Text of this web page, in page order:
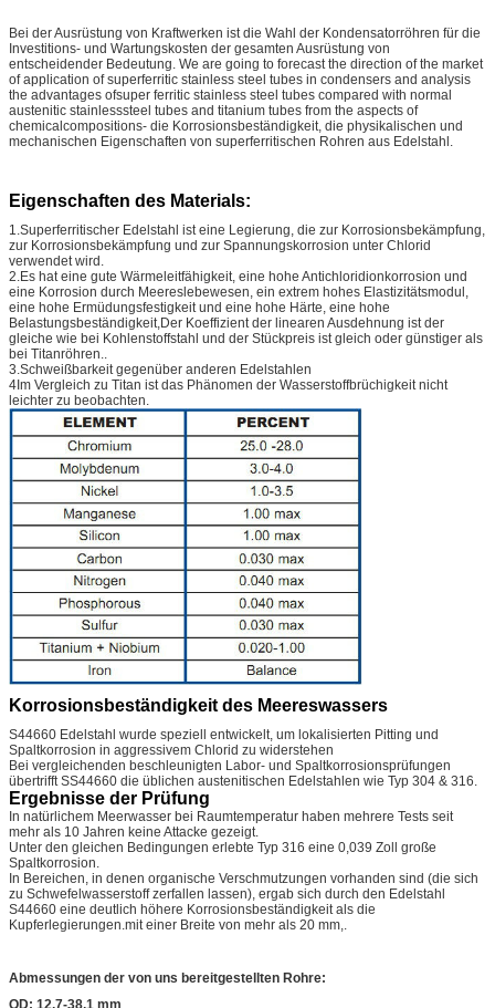
Bei der Ausrüstung von Kraftwerken ist die Wahl der Kondensatorröhren für die
Investitions- und Wartungskosten der gesamten Ausrüstung von
entscheidender Bedeutung. We are going to forecast the direction of the market
of application of superferritic stainless steel tubes in condensers and analysis
the advantages ofsuper ferritic stainless steel tubes compared with normal
austenitic stainlesssteel tubes and titanium tubes from the aspects of
chemicalcompositions- die Korrosionsbeständigkeit, die physikalischen und
mechanischen Eigenschaften von superferritischen Rohren aus Edelstahl.
Eigenschaften des Materials:
1.Superferritischer Edelstahl ist eine Legierung, die zur Korrosionsbekämpfung,
zur Korrosionsbekämpfung und zur Spannungskorrosion unter Chlorid
verwendet wird.
2.Es hat eine gute Wärmeleitfähigkeit, eine hohe Antichloridionkorrosion und
eine Korrosion durch Meereslebewesen, ein extrem hohes Elastizitätsmodul,
eine hohe Ermüdungsfestigkeit und eine hohe Härte, eine hohe
Belastungsbeständigkeit,Der Koeffizient der linearen Ausdehnung ist der
gleiche wie bei Kohlenstoffstahl und der Stückpreis ist gleich oder günstiger als
bei Titanröhren..
3.Schweißbarkeit gegenüber anderen Edelstahlen
4Im Vergleich zu Titan ist das Phänomen der Wasserstoffbrüchigkeit nicht
leichter zu beobachten.
Korrosionsbeständigkeit des Meereswassers
S44660 Edelstahl wurde speziell entwickelt, um lokalisierten Pitting und
Spaltkorrosion in aggressivem Chlorid zu widerstehen
Bei vergleichenden beschleunigten Labor- und Spaltkorrosionsprüfungen
übertrifft SS44660 die üblichen austenitischen Edelstahlen wie Typ 304 & 316.
Ergebnisse der Prüfung
In natürlichem Meerwasser bei Raumtemperatur haben mehrere Tests seit
mehr als 10 Jahren keine Attacke gezeigt.
Unter den gleichen Bedingungen erlebte Typ 316 eine 0,039 Zoll große
Spaltkorrosion.
In Bereichen, in denen organische Verschmutzungen vorhanden sind (die sich
zu Schwefelwasserstoff zerfallen lassen), ergab sich durch den Edelstahl
S44660 eine deutlich höhere Korrosionsbeständigkeit als die
Kupferlegierungen.mit einer Breite von mehr als 20 mm,.
Abmessungen der von uns bereitgestellten Rohre: